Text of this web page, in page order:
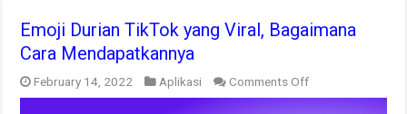
Emoji Durian TikTok yang Viral, Bagaimana
Cara Mendapatkannya
February 14, 2022 Aplikasi Comments Offon
Emoji